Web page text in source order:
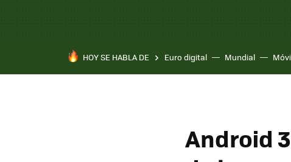
HOY SE HABLA DE Euro digital Mundial
Android